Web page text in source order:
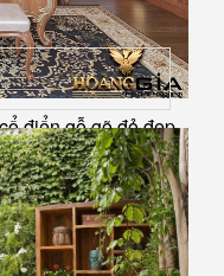
điển gỗ gõ đỏ đẹp,